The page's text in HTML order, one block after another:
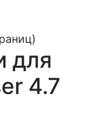
для
4.7